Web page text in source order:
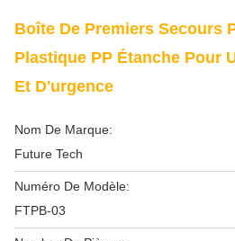
Boîte De Premiers Secours
Plastique PP Étanche Pour
Et D'urgence
Nom De Marque:
Future Tech
Numéro De Modèle:
FTPB-03